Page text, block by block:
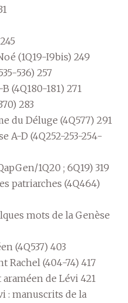
(1Q19-I9bis) 249
536) 257
(4Q180-181) 271
283
du Déluge (4Q577) 291
A-D (4Q252-253-254-
1Q20 ; 6Q19) 319
patriarches (4Q464)
mots de la Genèse
(4Q537) 403
Rachel (404-74) 417
de Lévi 421
: manuscrits de la